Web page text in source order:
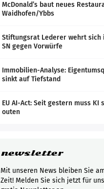
McDonald’s baut neues
Waidhofen/Ybbs
Stiftungsrat Lederer wehrt sich
SN gegen Vorwürfe
Immobilien-Analyse:
sinkt auf Tiefstand
EU AI-Act: Seit gestern muss KI
outen
newsletter
Mit unseren News bleiben Sie
Zeit! Melden Sie sich jetzt für